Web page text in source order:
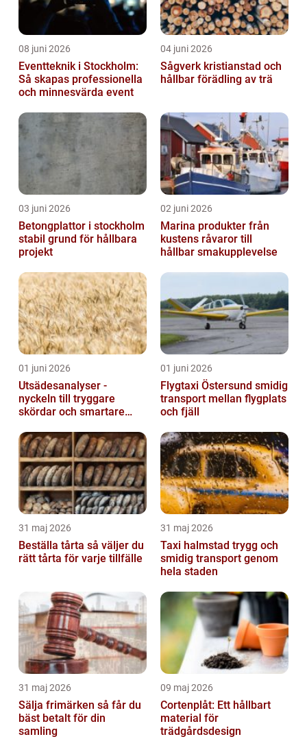
08 juni 2026
Eventteknik i Stockholm:
Så skapas professionella
och minnesvärda event
04 juni 2026
Sågverk kristianstad och
hållbar förädling av trä
03 juni 2026
Betongplattor i stockholm
stabil grund för hållbara
projekt
02 juni 2026
Marina produkter från
kustens råvaror till
hållbar smakupplevelse
01 juni 2026
Utsädesanalyser -
nyckeln till tryggare
skördar och smartare
01 juni 2026
Flygtaxi Östersund smidig
transport mellan flygplats
och fjäll
31 maj 2026
Beställa tårta så väljer du
rätt tårta för varje tillfälle
31 maj 2026
Taxi halmstad trygg och
smidig transport genom
hela staden
31 maj 2026
Sälja frimärken så får du
bäst betalt för din
samling
09 maj 2026
Cortenplåt: Ett hållbart
material för
trädgårdsdesign